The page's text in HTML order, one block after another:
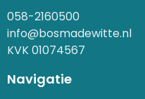
058-2160500
info@bosmadewitte.nl
KVK 01074567
Navigatie